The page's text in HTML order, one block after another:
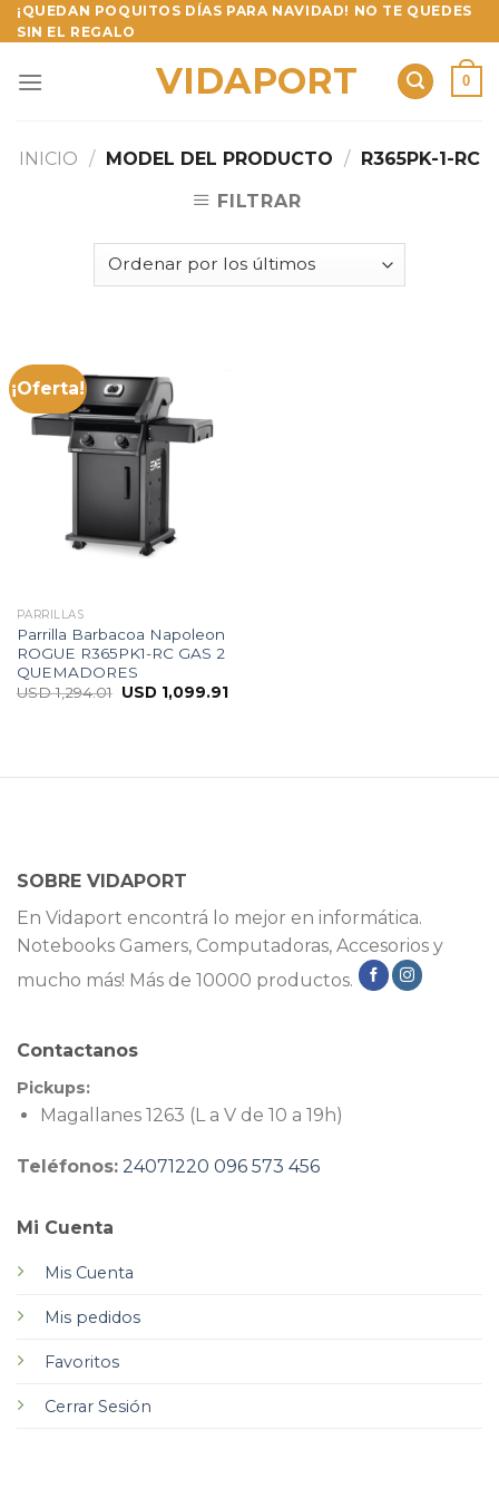
Skip
to
¡QUEDAN POQUITOS DÍAS PARA NAVIDAD! NO TE QUEDES
SIN EL REGALO
VIDAPORT 0
INICIO / MODEL DEL PRODUCTO / R365PK-1-RC
FILTRAR
¡Oferta!
PARRILLAS
Parrilla Barbacoa Napoleon
ROGUE R365PK1-RC GAS 2
QUEMADORES
USD1,294.01 USD 1,099.91
SOBRE VIDAPORT
En Vidaport encontrá lo mejor en informática.
Notebooks Gamers, Computadoras, Accesorios y
mucho más! Más de 10000 productos.
Mi Cuenta
Mis Cuenta
Mis pedidos
Favoritos
Cerrar Sesión
Contactanos
Pickups:
Magallanes 1263 (L a V de 10 a 19h)
Teléfonos: 24071220 096 573 456